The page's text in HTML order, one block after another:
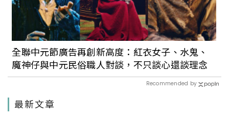
全聯中元節廣告再創新高度：紅衣女子、水鬼、
魔神仔與中元民俗職人對談，不只談心還談理念
Recommended by
最新文章